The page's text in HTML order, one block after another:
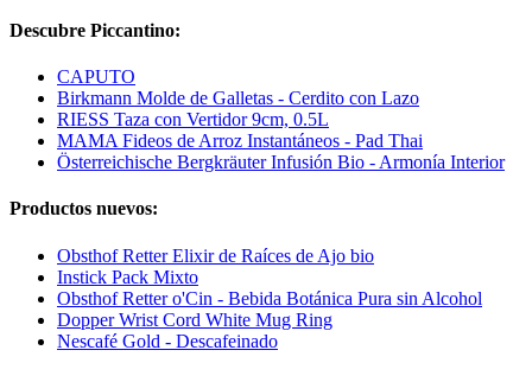
Descubre Piccantino:
CAPUTO
Birkmann Molde de Galletas - Cerdito con Lazo
RIESS Taza con Vertidor 9cm, 0.5L
MAMA Fideos de Arroz Instantáneos - Pad Thai
Österreichische Bergkräuter Infusión Bio - Armonía Interior
Productos nuevos:
Obsthof Retter Elixir de Raíces de Ajo bio
Instick Pack Mixto
Obsthof Retter o'Cin - Bebida Botánica Pura sin Alcohol
Dopper Wrist Cord White Mug Ring
Nescafé Gold - Descafeinado